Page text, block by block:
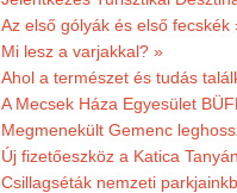
Az első gólyák és első fecskék
Mi lesz a varjakkal? »
Ahol a természet és tudás
A Mecsek Háza Egyesület
Megmenekült Gemenc
Új fizetőeszköz a Katica
Csillagséták nemzeti